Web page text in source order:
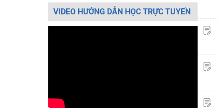
VIDEO HƯỚNG DẪN HỌC TRỰC TUYẾN